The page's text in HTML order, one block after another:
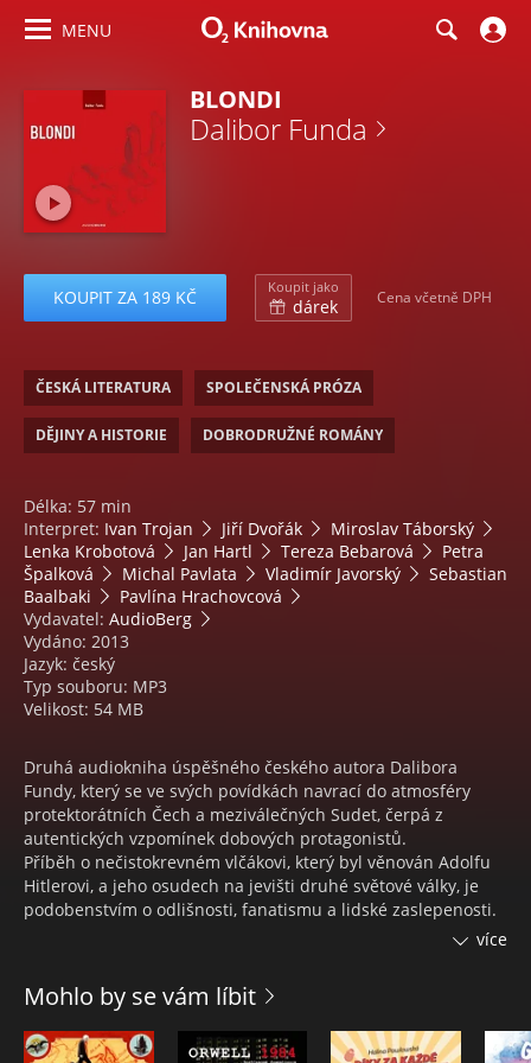
MENU
BLONDI
Dalibor Funda
KOUPIT ZA 189 KČ Koupit jako
dárek Cena včetně DPH
ČESKÁ LITERATURA SPOLEČENSKÁ PRÓZA
DĚJINY A HISTORIE DOBRODRUŽNÉ ROMÁNY
Délka: 57 min
Interpret: Ivan Trojan Jiří Dvořák
Miroslav Táborský
Lenka Krobotová
Jan Hartl Tereza Bebarová
Petra
Špalková
Michal Pavlata Vladimír Javorský
Sebastian
Baalbaki
Pavlína Hrachovcová
Vydavatel: AudioBerg
Vydáno: 2013
Jazyk: český
Typ souboru: MP3
Velikost: 54 MB
Druhá audiokniha úspěšného českého autora Dalibora
Fundy, který se ve svých povídkách navrací do atmosféry
protektorátních Čech a meziválečných Sudet, čerpá z
autentických vzpomínek dobových protagonistů.
Příběh o nečistokrevném vlčákovi, který byl věnován Adolfu
Hitlerovi, a jeho osudech na jevišti druhé světové války, je
podobenstvím o odlišnosti, fanatismu a lidské zaslepenosti.
Blondi je součástí povídkového cyklu „Gutta Schreibt“, který
Osoby a obsazení:
Vypravěč - Jan Hartl
Otec - Jiří Dvořák
více
Mohlo by se vám líbit